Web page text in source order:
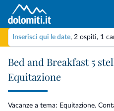
Inserisci qui le date, 2 ospiti, 1
Bed and Breakfast 5
Equitazione
Vacanze a tema: Equitazione.